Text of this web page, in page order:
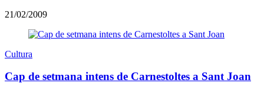
21/02/2009
Cultura
Cap de setmana intens de Carnestoltes a Sant Joan